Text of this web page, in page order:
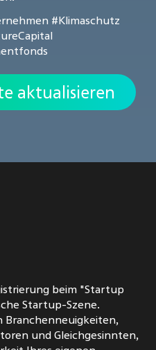
#Klimaschutz
aktualisieren
beim "Startup
Startup-Szene.
Branchenneuigkeiten,
und Gleichgesinnten,